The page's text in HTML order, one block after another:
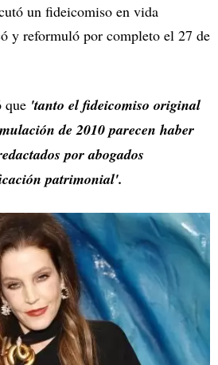
un fideicomiso en vida
y reformuló por completo el 27 de
que 'tanto el fideicomiso original
de 2010 parecen haber
por abogados
patrimonial'.